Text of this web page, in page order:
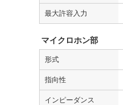
最大許容入力
マイクロホン部
形式
指向性
インピーダンス